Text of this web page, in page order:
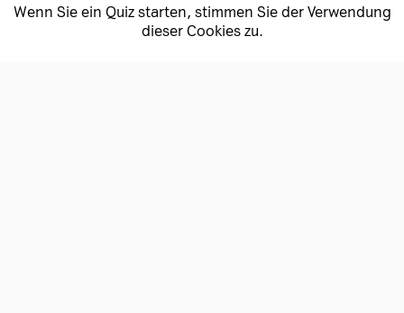
Wenn Sie ein Quiz starten, stimmen Sie der Verwendung
dieser Cookies zu.